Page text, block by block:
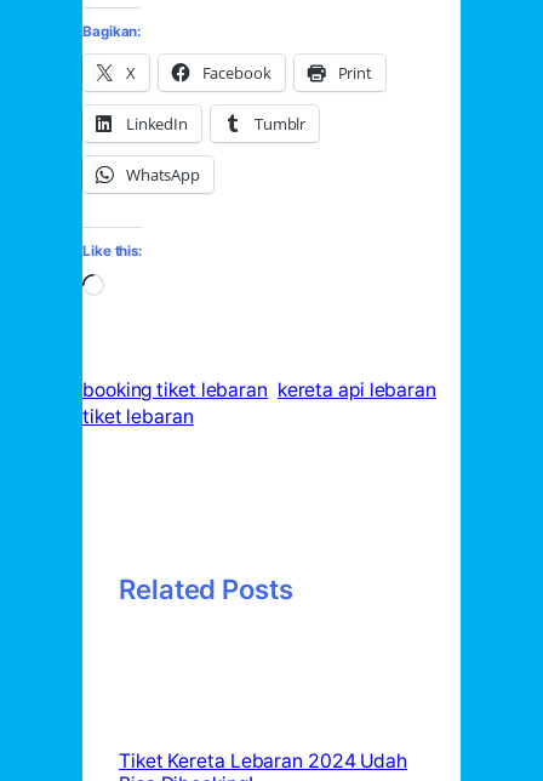
Bagikan:
X Facebook Print
LinkedIn Tumblr
WhatsApp
Like this:
Loading…
booking tiket lebaran kereta api lebaran
tiket lebaran
Related Posts
Tiket Kereta Lebaran 2024 Udah